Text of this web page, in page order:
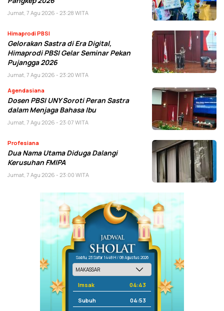
Jumat, 7 Agu 2026 - 23:28 WITA
Himaprodi PBSI
Gelorakan Sastra di Era Digital,
Himaprodi PBSI Gelar Seminar Pekan
Pujangga 2026
Jumat, 7 Agu 2026 - 23:20 WITA
Agendasiana
Dosen PBSI UNY Soroti Peran Sastra
dalam Menjaga Bahasa Ibu
Jumat, 7 Agu 2026 - 23:07 WITA
Profesiana
Dua Nama Utama Diduga Dalangi
Kerusuhan FMIPA
Jumat, 7 Agu 2026 - 23:00 WITA
Sabtu, 23 Safar 1448 H / 08 Agustus 2026
Imsak 04:43
Subuh 04:53